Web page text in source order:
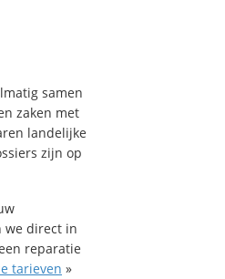
samen
zaken met
landelijke
zijn op
we direct in
reparatie
tarieven »